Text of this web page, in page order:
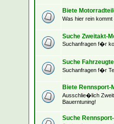
Biete
Was hier rein
Suche Zweitakt-
Suchanfragen f�r
Suche
Suchanfragen f�r
Biete Rennsport-
Ausschlie�lich
Bauerntuning!
Suche